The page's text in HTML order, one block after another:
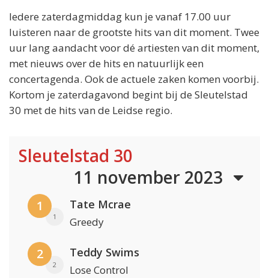
Iedere zaterdagmiddag kun je vanaf 17.00 uur
luisteren naar de grootste hits van dit moment. Twee
uur lang aandacht voor dé artiesten van dit moment,
met nieuws over de hits en natuurlijk een
concertagenda. Ook de actuele zaken komen voorbij.
Kortom je zaterdagavond begint bij de Sleutelstad
30 met de hits van de Leidse regio.
Sleutelstad 30
11 november 2023
1
1
Tate Mcrae
Greedy
2
2
Teddy Swims
Lose Control